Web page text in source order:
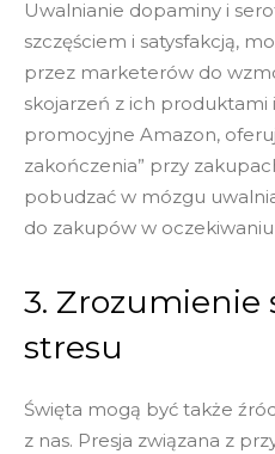
Uwalnianie dopaminy i
szczęściem i satysfakcją,
przez marketerów do
skojarzeń z ich produktami
promocyjne Amazon,
zakończenia” przy
pobudzać w mózgu
do zakupów w
3. Zrozumienie
stresu
Święta mogą być także
z nas. Presja związana z